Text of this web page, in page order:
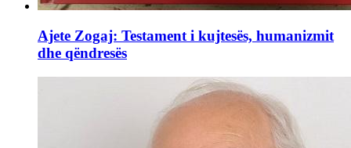
Ajete Zogaj: Testament i kujtesës, humanizmit
dhe qëndresës